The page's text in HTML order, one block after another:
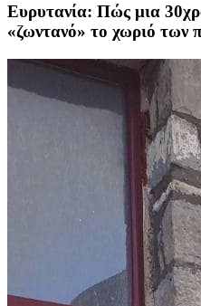
Ευρυτανία: Πώς μια
«ζωντανό» το χωριό των